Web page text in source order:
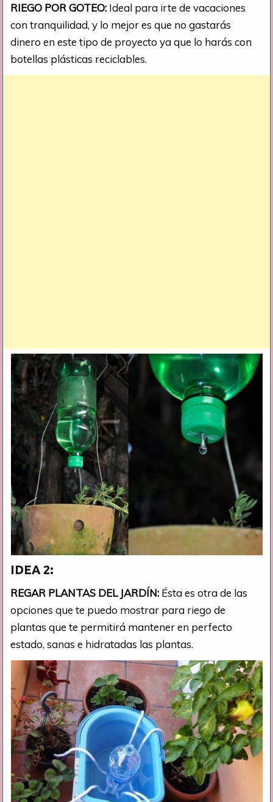
RIEGO POR GOTEO: Ideal para irte de vacaciones
con tranquilidad, y lo mejor es que no gastarás
dinero en este tipo de proyecto ya que lo harás con
botellas plásticas reciclables.
IDEA 2:
REGAR PLANTAS DEL JARDÍN: Ésta es otra de las
opciones que te puedo mostrar para riego de
plantas que te permitirá mantener en perfecto
estado, sanas e hidratadas las plantas.